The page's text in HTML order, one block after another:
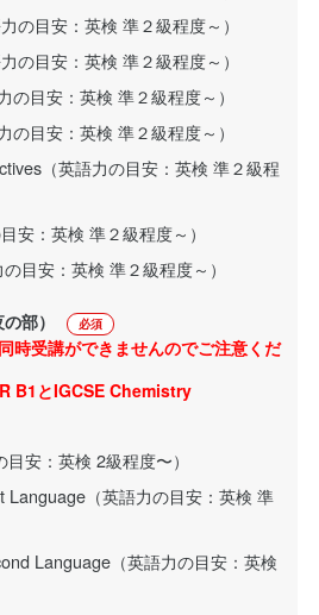
の目安：英検 準２級程度～）
の目安：英検 準２級程度～）
の目安：英検 準２級程度～）
の目安：英検 準２級程度～）
（英語力の目安：英検 準２級程
安：英検 準２級程度～）
目安：英検 準２級程度～）
部） 必須
時受講ができませんのでご注意くだ
B1とIGCSE Chemistry
安：英検 2級程度〜）
Language（英語力の目安：英検 準
Language（英語力の目安：英検